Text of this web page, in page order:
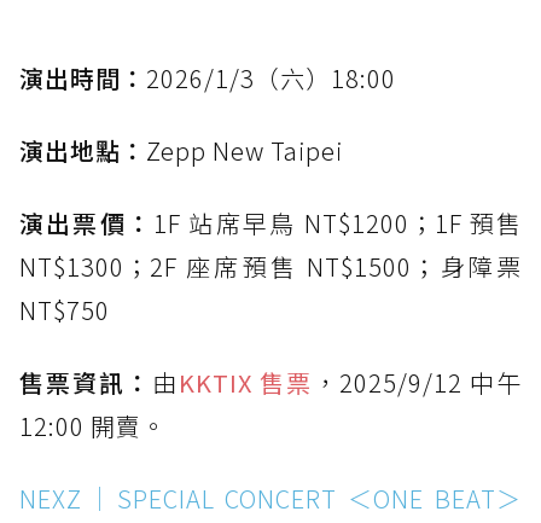
演出時間： 2026/1/3（六）18:00
演出地點： Zepp New Taipei
演出票價： 1F 站席早鳥 NT$1200；1F 預售
NT$1300；2F 座席預售 NT$1500；身障票
NT$750
售票資訊： 由KKTIX 售票 ，2025/9/12 中午
12:00 開賣。
NEXZ｜SPECIAL CONCERT ＜ONE BEAT＞